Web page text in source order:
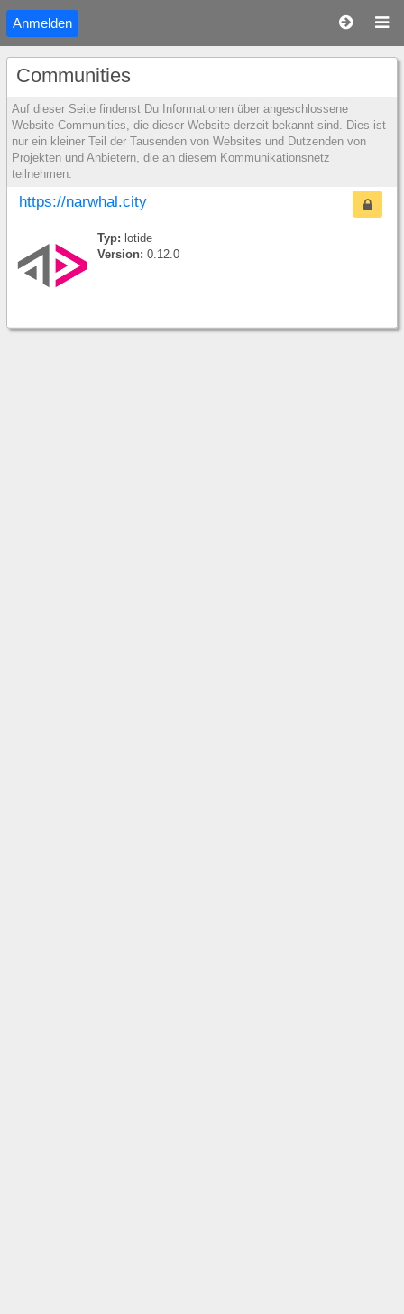
Anmelden
Communities
Auf dieser Seite findenst Du Informationen über angeschlossene
Website-Communities, die dieser Website derzeit bekannt sind. Dies ist
nur ein kleiner Teil der Tausenden von Websites und Dutzenden von
Projekten und Anbietern, die an diesem Kommunikationsnetz
teilnehmen.
https://narwhal.city
Typ: lotide
Version: 0.12.0